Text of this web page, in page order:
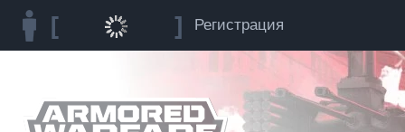
Регистрация